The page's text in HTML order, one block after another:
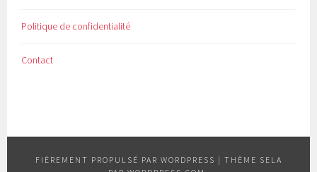
Politique de confidentialité
Contact
FIÈREMENT PROPULSÉ PAR WORDPRESS | THÈME SELA